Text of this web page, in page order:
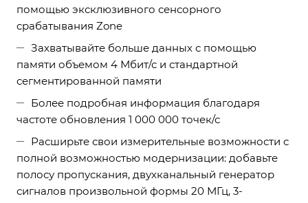
помощью эксклюзивного сенсорного
срабатывания Zone
Захватывайте больше данных с помощью
памяти объемом 4 Мбит/с и стандартной
сегментированной памяти
Более подробная информация благодаря
частоте обновления 1 000 000 точек/с
Расширьте свои измерительные возможности с
полной возможностью модернизации: добавьте
полосу пропускания, двухканальный генератор
сигналов произвольной формы 20 МГц, 3-